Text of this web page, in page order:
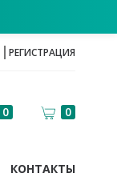
РЕГИСТРАЦИЯ
0 0
КОНТАКТЫ